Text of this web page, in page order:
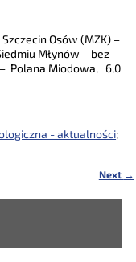
Osów (MZK) –
Młynów – bez
Polana Miodowa, 6,0
- aktualności;
Next →